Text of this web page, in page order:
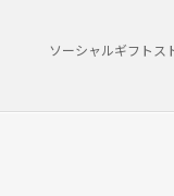
ソーシャルギフトス